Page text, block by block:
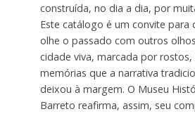
construída, no dia a dia, por
Este catálogo é um convite para
olhe o passado com outros
cidade viva, marcada por rostos,
memórias que a narrativa
deixou à margem. O Museu
Barreto reafirma, assim, seu